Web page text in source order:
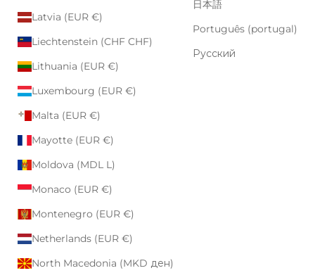
Latvia (EUR €)
Liechtenstein (CHF CHF)
Lithuania (EUR €)
Luxembourg (EUR €)
Malta (EUR €)
Mayotte (EUR €)
Moldova (MDL L)
Monaco (EUR €)
Montenegro (EUR €)
Netherlands (EUR €)
North Macedonia (MKD ден)
日本語
Português (portugal)
Русский